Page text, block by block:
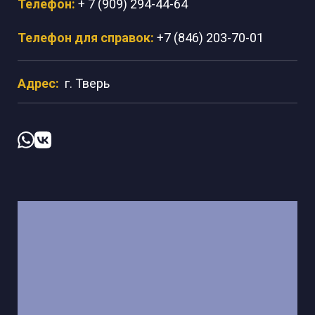
Телефон: + 7 (909) 294-44-64
Телефон для справок: +7 (846) 203-70-01
Адрес: г. Тверь